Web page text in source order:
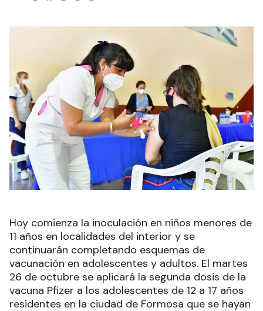
Hoy comienza la inoculación en niños menores de
11 años en localidades del interior y se
continuarán completando esquemas de
vacunación en adolescentes y adultos. El martes
26 de octubre se aplicará la segunda dosis de la
vacuna Pfizer a los adolescentes de 12 a 17 años
residentes en la ciudad de Formosa que se hayan